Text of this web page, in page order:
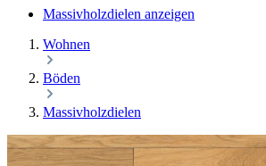
Massivholzdielen anzeigen
Wohnen
Böden
Massivholzdielen